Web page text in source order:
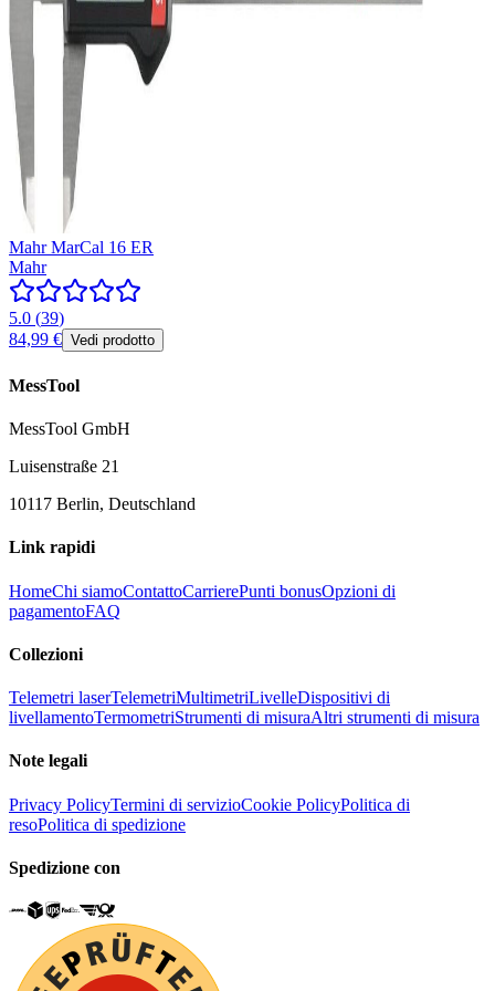
Mahr MarCal 16 ER
Mahr
5.0 (39)
84,99 € Vedi prodotto
MessTool
MessTool GmbH
Luisenstraße 21
10117 Berlin, Deutschland
Link rapidi
HomeChi siamoContattoCarrierePunti bonusOpzioni di
pagamentoFAQ
Collezioni
Telemetri laserTelemetriMultimetriLivelleDispositivi di
livellamentoTermometriStrumenti di misuraAltri strumenti di misura
Note legali
Privacy PolicyTermini di servizioCookie PolicyPolitica di
resoPolitica di spedizione
Spedizione con